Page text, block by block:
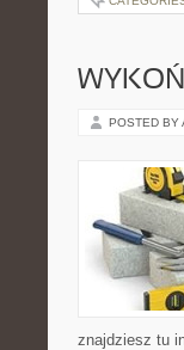
POSTED BY
znajdziesz tu